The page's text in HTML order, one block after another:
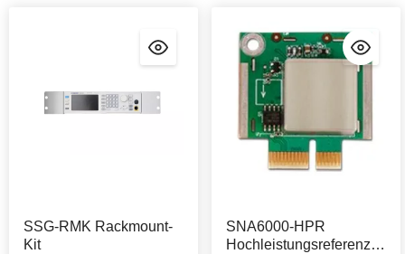
SSG-RMK Rackmount-
Kit
SNA6000-HPR
Hochleistungsreferenzq